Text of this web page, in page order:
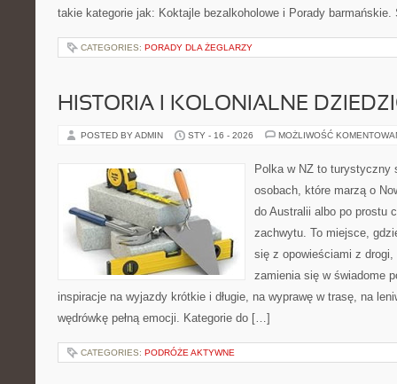
takie kategorie jak: Koktajle bezalkoholowe i Porady
CATEGORIES: PORADY DLA ŻEGLARZY
HISTORIA I KOLONIALNE
POSTED BY ADMIN STY - 16 - 2026 MOŻLIWOŚĆ
Polka w NZ to turystyczny
osobach, które marzą o
do Australii albo po prostu
zachwytu. To miejsce,
się z opowieściami z drogi,
zamienia się w świadome
inspiracje na wyjazdy krótkie i długie, na wyprawę w trasę, na
wędrówkę pełną emocji. Kategorie do […]
CATEGORIES: PODRÓŻE AKTYWNE